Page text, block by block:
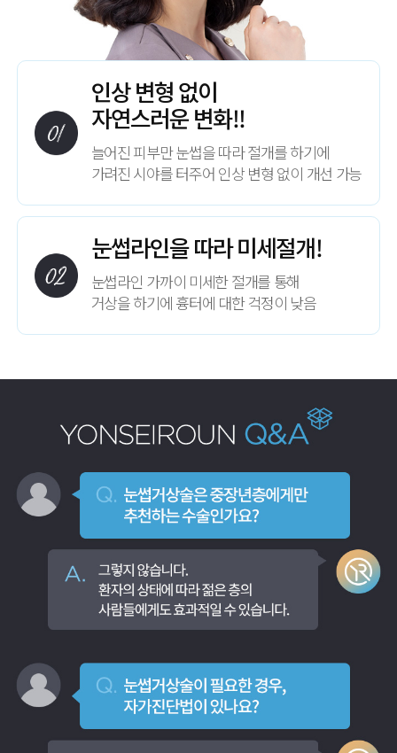
인상 변형 없이
자연스러운 변화!!
늘어진 피부만 눈썹을 따라 절개를 하기에
가려진 시야를 터주어 인상 변형 없이 개선 가능
눈썹라인을 따라 미세절개!
눈썹라인 가까이 미세한 절개를 통해
거상을 하기에 흉터에 대한 걱정이 낮음